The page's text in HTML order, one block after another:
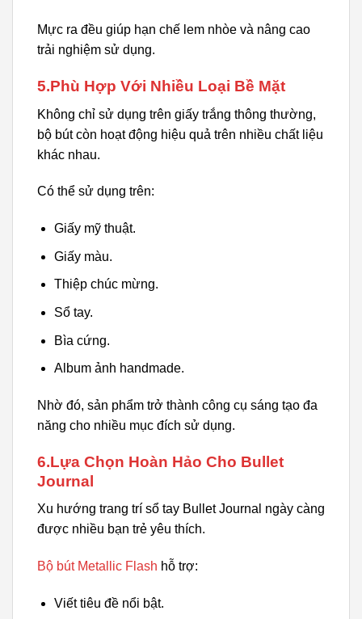
Mực ra đều giúp hạn chế lem nhòe và nâng cao
trải nghiệm sử dụng.
5.Phù Hợp Với Nhiều Loại Bề Mặt
Không chỉ sử dụng trên giấy trắng thông thường,
bộ bút còn hoạt động hiệu quả trên nhiều chất liệu
khác nhau.
Có thể sử dụng trên:
Giấy mỹ thuật.
Giấy màu.
Thiệp chúc mừng.
Sổ tay.
Bìa cứng.
Album ảnh handmade.
Nhờ đó, sản phẩm trở thành công cụ sáng tạo đa
năng cho nhiều mục đích sử dụng.
6.Lựa Chọn Hoàn Hảo Cho Bullet
Journal
Xu hướng trang trí sổ tay Bullet Journal ngày càng
được nhiều bạn trẻ yêu thích.
Bộ bút Metallic Flash hỗ trợ:
Viết tiêu đề nổi bật.